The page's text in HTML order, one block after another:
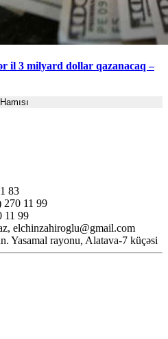
il 3 milyard dollar qazanacaq –
Hamısı
83
11 99
11 99
, elchinzahiroglu@gmail.com
Yasamal rayonu, Alatava-7 küçəsi